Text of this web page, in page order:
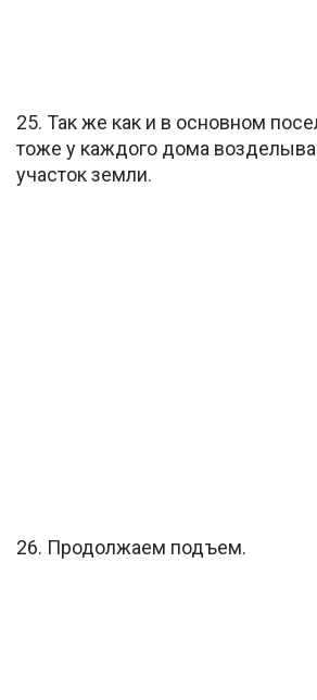
25. Так же как и в основном
тоже у каждого дома
участок земли.
26. Продолжаем подъем.